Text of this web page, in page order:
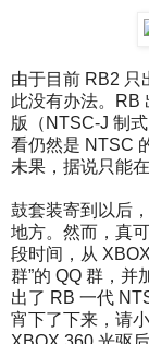
由于目前 RB2 只
此没有办法。RB
版（NTSC-J 制
看仍然是 NTSC
未果，据说只能
鼓套装寄到以后
地方。然而，真
段时间，从
群”的 QQ 群，并
出了 RB 一代
宵下了下来，请